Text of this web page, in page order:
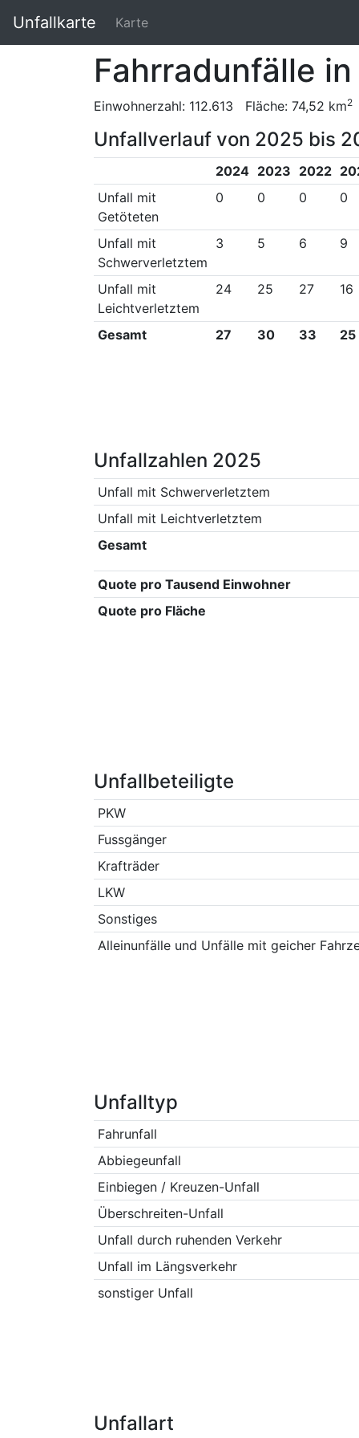
Unfallkarte Karte
Fahrradunfälle
Einwohnerzahl: 112.613 Fläche: 74,52 km2
Unfallverlauf von 2025 bis
2024 2023 2022
Unfall mit
Getöteten
0 0 0 0
Unfall mit
Schwerverletztem
3 5 6 9
Unfall mit
Leichtverletztem
24 25 27 16
Gesamt 27 30 33 25
Unfallzahlen 2025
Unfall mit Schwerverletztem
Unfall mit Leichtverletztem
Gesamt
Quote pro Tausend Einwohner
Quote pro Fläche
Unfallbeteiligte
PKW
Fussgänger
Krafträder
LKW
Sonstiges
Alleinunfälle und Unfälle mit geicher
Unfalltyp
Fahrunfall
Abbiegeunfall
Einbiegen / Kreuzen-Unfall
Überschreiten-Unfall
Unfall durch ruhenden Verkehr
Unfall im Längsverkehr
sonstiger Unfall
Unfallart